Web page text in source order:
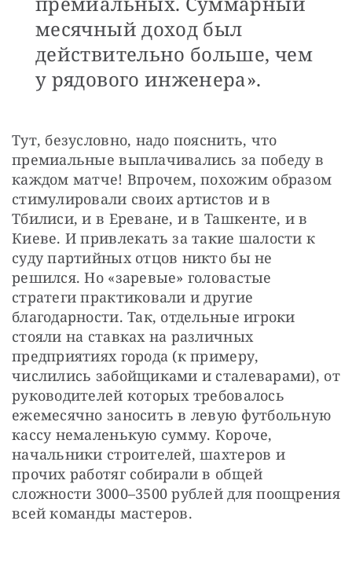
месячный доход был
действительно больше, чем
у рядового инженера».
Тут, безусловно, надо пояснить, что
премиальные выплачивались за победу в
каждом матче! Впрочем, похожим образом
стимулировали своих артистов и в
Тбилиси, и в Ереване, и в Ташкенте, и в
Киеве. И привлекать за такие шалости к
суду партийных отцов никто бы не
решился. Но «заревые» головастые
стратеги практиковали и другие
благодарности. Так, отдельные игроки
стояли на ставках на различных
предприятиях города (к примеру,
числились забойщиками и сталеварами), от
руководителей которых требовалось
ежемесячно заносить в левую футбольную
кассу немаленькую сумму. Короче,
начальники строителей, шахтеров и
прочих работяг собирали в общей
сложности 3000–3500 рублей для поощрения
всей команды мастеров.